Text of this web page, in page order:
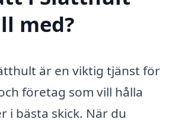
med?
är en viktig tjänst för
företag som vill hålla
i bästa skick. När du